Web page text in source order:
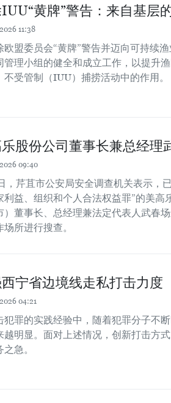
黄牌”警告：来自基层
11:38
欧盟委员会“黄牌”警告并迈向可持续
管理小组的健全和成立工作，以提升
不受管制（IUU）捕捞活动中的作用。
股份公司董事长兼总经理
09:40
，芹苴市公安局安全调查机关表示，
利益、组织和个人合法权益罪”的美
）董事长、总经理兼法定代表人武春
场所进行搜查。
宁省边境线走私打击力度
04:21
犯罪的实践经验中，随着犯罪分子不
越明显。面对上述情况，创新打击方
急。